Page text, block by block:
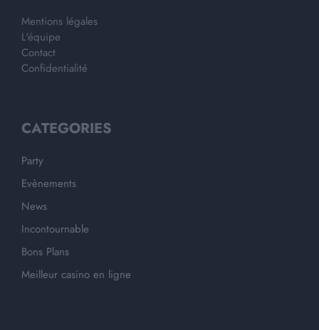
Mentions légales
L'équipe
Contact
Confidentialité
CATEGORIES
Party
Evènements
News
Incontournable
Bons Plans
Meilleur casino en ligne